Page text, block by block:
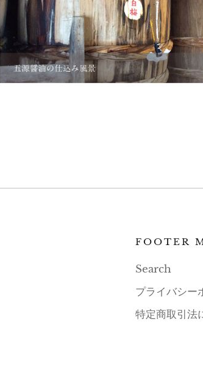
FOOTER
Search
プライバシー
特定商取引法